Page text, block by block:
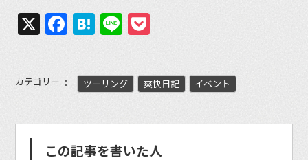
X Facebook
Hatena
Line
カテゴリー ツーリング 爽快日記 イベント
この記事を書いた人